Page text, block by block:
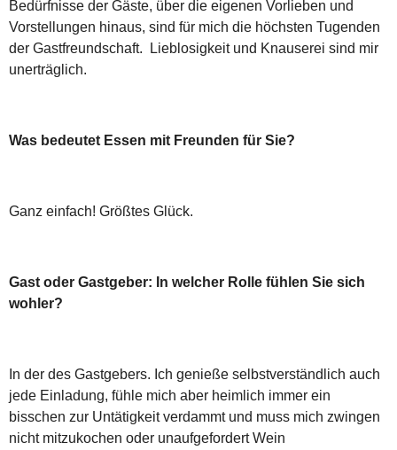
Bedürfnisse der Gäste, über die eigenen Vorlieben und
Vorstellungen hinaus, sind für mich die höchsten Tugenden
der Gastfreundschaft. Lieblosigkeit und Knauserei sind mir
unerträglich.
Was bedeutet Essen mit Freunden für Sie?
Ganz einfach! Größtes Glück.
Gast oder Gastgeber: In welcher Rolle fühlen Sie sich
wohler?
In der des Gastgebers. Ich genieße selbstverständlich auch
jede Einladung, fühle mich aber heimlich immer ein
bisschen zur Untätigkeit verdammt und muss mich zwingen
nicht mitzukochen oder unaufgefordert Wein